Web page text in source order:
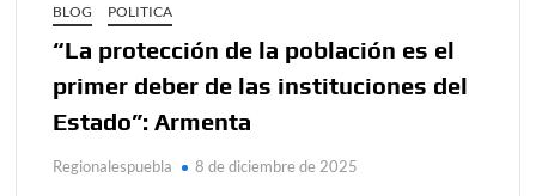
BLOG POLITICA
“La protección de la población es el
primer deber de las instituciones del
Estado”: Armenta
Regionalespuebla 8 de diciembre de 2025